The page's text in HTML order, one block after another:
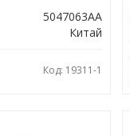
5047063AA
Китай
Код: 19311-1